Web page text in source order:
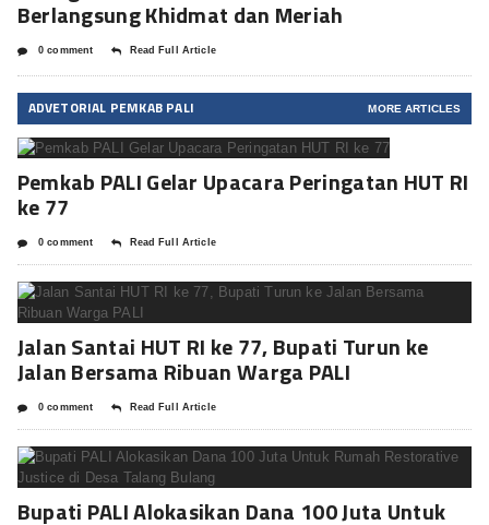
Berlangsung Khidmat dan Meriah
0 comment Read Full Article
ADVETORIAL PEMKAB PALI MORE ARTICLES
Pemkab PALI Gelar Upacara Peringatan HUT RI
ke 77
0 comment Read Full Article
Jalan Santai HUT RI ke 77, Bupati Turun ke
Jalan Bersama Ribuan Warga PALI
0 comment Read Full Article
Bupati PALI Alokasikan Dana 100 Juta Untuk